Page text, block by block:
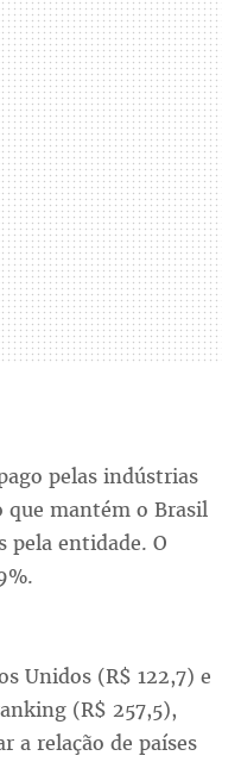
pelas indústrias
que mantém o Brasil
pela entidade. O
Unidos (R$ 122,7) e
(R$ 257,5),
a relação de países